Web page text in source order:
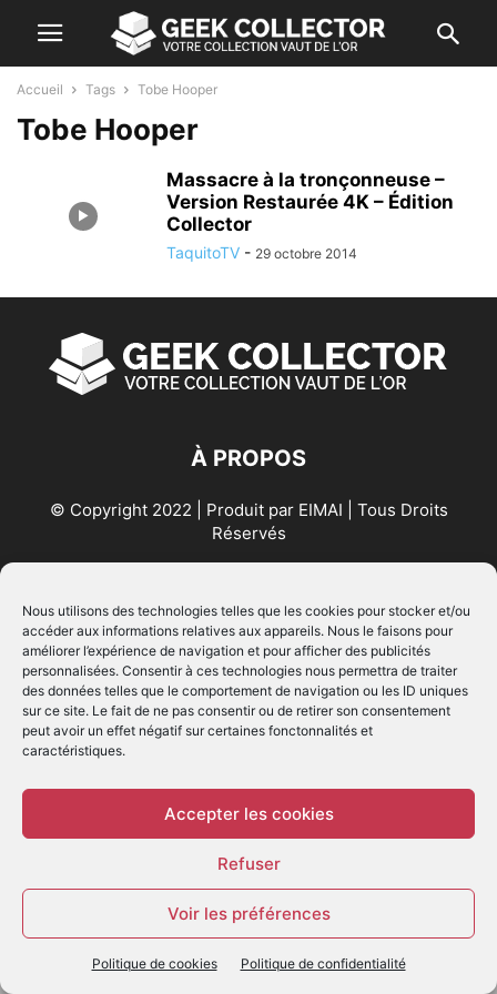
Nous utilisons des technologies telles que les cookies pour stocker et/ou
accéder aux informations relatives aux appareils. Nous le faisons pour
améliorer l’expérience de navigation et pour afficher des publicités
personnalisées. Consentir à ces technologies nous permettra de traiter
des données telles que le comportement de navigation ou les ID uniques
sur ce site. Le fait de ne pas consentir ou de retirer son consentement
peut avoir un effet négatif sur certaines fonctonnalités et
caractéristiques.
Accepter les cookies
Refuser
Voir les préférences
Politique de cookies Politique de confidentialité
Accueil Tags Tobe Hooper
Tobe Hooper
Massacre à la tronçonneuse –
Version Restaurée 4K – Édition
Collector
TaquitoTV - 29 octobre 2014
À PROPOS
© Copyright 2022 | Produit par EIMAI | Tous Droits
Réservés
SUIVEZ NOUS
Powered By :XYZScripts.com